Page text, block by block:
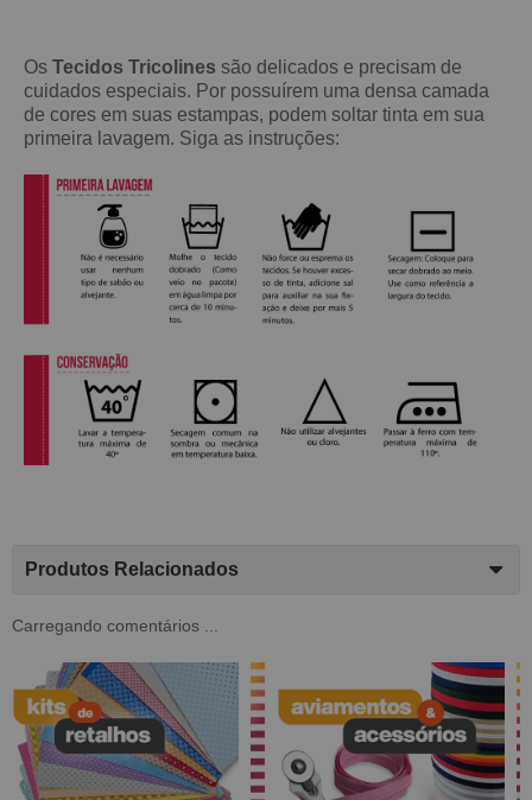
Os Tecidos Tricolines são delicados e precisam de
cuidados especiais. Por possuírem uma densa camada
de cores em suas estampas, podem soltar tinta em sua
primeira lavagem. Siga as instruções:
Produtos Relacionados
Carregando comentários ...